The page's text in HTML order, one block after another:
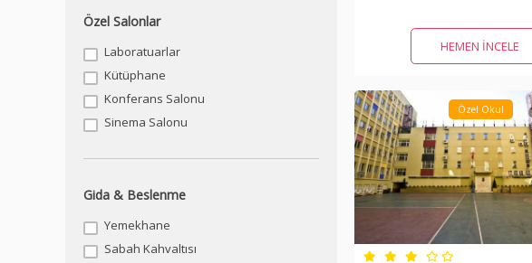
Özel Salonlar
Laboratuarlar
Kütüphane
Konferans Salonu
Sinema Salonu
Gida & Beslenme
Yemekhane
Sabah Kahvaltısı
HEMEN İNCELE
Özel Okul